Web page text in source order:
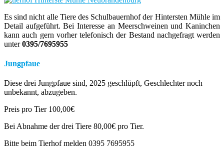
Es sind nicht alle Tiere des Schulbauernhof der Hintersten Mühle im
Detail aufgeführt. Bei Interesse an Meerschweinen und Kaninchen
kann auch gern vorher telefonisch der Bestand nachgefragt werden
unter0395/7695955
Jungpfaue
Diese drei Jungpfaue sind, 2025 geschlüpft, Geschlechter noch
unbekannt, abzugeben.
Preis pro Tier 100,00€
Bei Abnahme der drei Tiere 80,00€ pro Tier.
Bitte beim Tierhof melden 0395 7695955